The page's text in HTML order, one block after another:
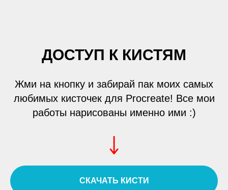
ДОСТУП К КИСТЯМ
Жми на кнопку и забирай пак моих самых
любимых кисточек для Procreate! Все мои
работы нарисованы именно ими :)
СКАЧАТЬ КИСТИ